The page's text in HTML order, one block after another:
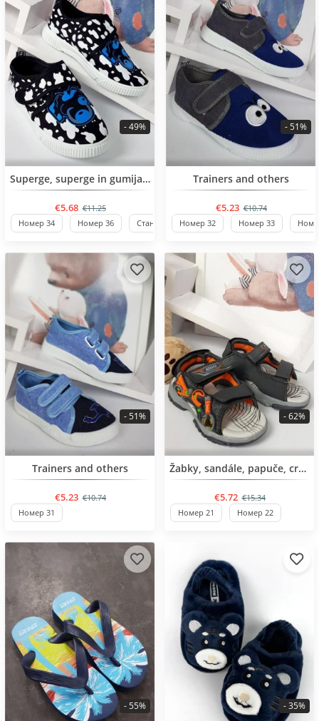
BESTSELLERSuperge, superge in gumijasti škornji
€5.68 €11.25
- 49%
Номер 34 Номер 36 Стандартен
BESTSELLER
Trainers and others
€5.23 €10.74
- 51%
Номер 32 Номер 33
BESTSELLER
Trainers and others
€5.23 €10.74
- 51%
Номер 31
BESTSELLERŽabky, sandále, papuče, crocs
€5.72 €15.34
- 62%
Номер 21 Номер 22
- 55% - 35%